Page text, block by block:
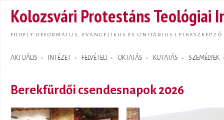
Kolozsvári Protestáns Teológiai
ERDÉLY REFORMÁTUS, EVANGÉLIKUS ÉS UNITÁRIUS LELKÉSZKÉPZŐ
AKTUÁLIS INTÉZET FELVÉTELI OKTATÁS KUTATÁS SZEMÉLYEK
Search form
Berekfürdői csendesnapok 2026